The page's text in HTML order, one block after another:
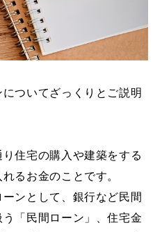
ついてざっくりとご説明
住宅の購入や建築をする
るお金のことです。
ンとして、銀行など民間
「民間ローン」、住宅金